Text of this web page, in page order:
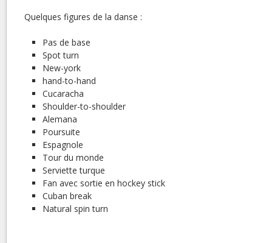
Quelques figures de la danse :
Pas de base
Spot turn
New-york
hand-to-hand
Cucaracha
Shoulder-to-shoulder
Alemana
Poursuite
Espagnole
Tour du monde
Serviette turque
Fan avec sortie en hockey stick
Cuban break
Natural spin turn